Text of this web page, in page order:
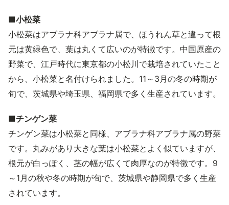
■小松菜
小松菜はアブラナ科アブラナ属で、ほうれん草と違って根
元は黄緑色で、葉は丸くて広いのが特徴です。中国原産の
野菜で、江戸時代に東京都の小松川で栽培されていたこと
から、小松菜と名付けられました。11～3月の冬の時期が
旬で、茨城県や埼玉県、福岡県で多く生産されています。
■チンゲン菜
チンゲン菜は小松菜と同様、アブラナ科アブラナ属の野菜
です。丸みがあり大きな葉は小松菜とよく似ていますが、
根元が白っぽく、茎の幅が広くて肉厚なのが特徴です。9
～1月の秋や冬の時期が旬で、茨城県や静岡県で多く生産
されています。